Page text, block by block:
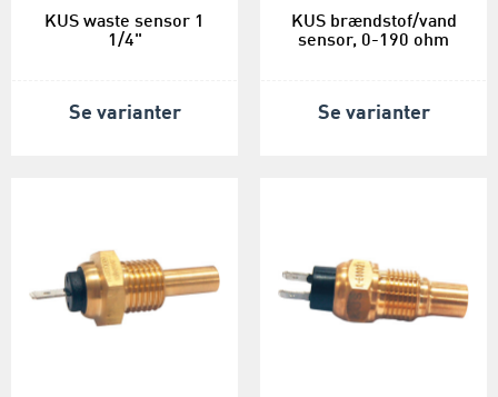
KUS waste sensor 1
1/4"
Se varianter
KUS brændstof/vand
sensor, 0-190 ohm
Se varianter